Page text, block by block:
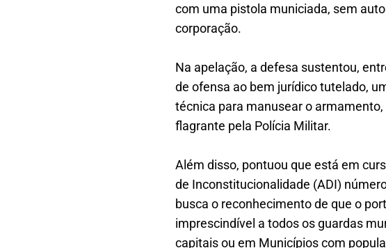
com uma pistola municiada, sem
corporação.
Na apelação, a defesa sustentou,
de ofensa ao bem jurídico tutelado,
técnica para manusear o
flagrante pela Polícia Militar.
Além disso, pontuou que está em
de Inconstitucionalidade (ADI)
busca o reconhecimento de que o
imprescindível a todos os guardas
capitais ou em Municípios com